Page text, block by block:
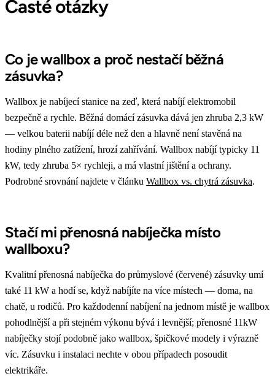
Časté otázky
Co je wallbox a proč nestačí běžná
zásuvka?
Wallbox je nabíjecí stanice na zeď, která nabíjí elektromobil
bezpečně a rychle. Běžná domácí zásuvka dává jen zhruba 2,3 kW
— velkou baterii nabíjí déle než den a hlavně není stavěná na
hodiny plného zatížení, hrozí zahřívání. Wallbox nabíjí typicky 11
kW, tedy zhruba 5× rychleji, a má vlastní jištění a ochrany.
Podrobné srovnání najdete v článku Wallbox vs. chytrá zásuvka.
Stačí mi přenosná nabíječka místo
wallboxu?
Kvalitní přenosná nabíječka do průmyslové (červené) zásuvky umí
také 11 kW a hodí se, když nabíjíte na více místech — doma, na
chatě, u rodičů. Pro každodenní nabíjení na jednom místě je wallbox
pohodlnější a při stejném výkonu bývá i levnější; přenosné 11kW
nabíječky stojí podobně jako wallbox, špičkové modely i výrazně
víc. Zásuvku i instalaci nechte v obou případech posoudit
elektrikáře.